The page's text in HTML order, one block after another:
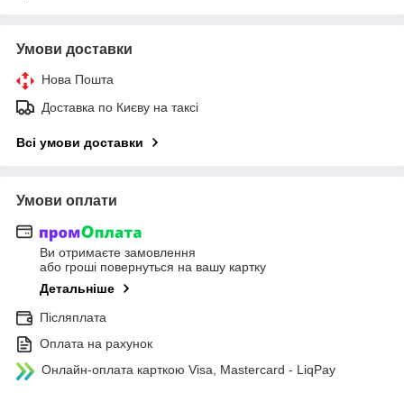
Умови доставки
Нова Пошта
Доставка по Києву на таксі
Всі умови доставки
Умови оплати
Ви отримаєте замовлення
або гроші повернуться на вашу картку
Детальніше
Післяплата
Оплата на рахунок
Онлайн-оплата карткою Visa, Mastercard - LiqPay